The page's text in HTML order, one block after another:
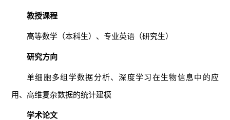
教授课程
高等数学（本科生）、专业英语（研究生）
研究方向
单细胞多组学数据分析、深度学习在生物信息中的应
用、高维复杂数据的统计建模
学术论文